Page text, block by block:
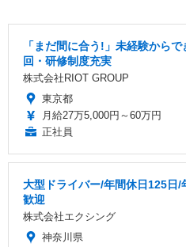
「まだ間に合う!」未経験から
回・研修制度充実
株式会社RIOT GROUP
東京都
月給27万5,000円～60万円
正社員
大型ドライバー/年間休日125日
歓迎
株式会社エクシング
神奈川県